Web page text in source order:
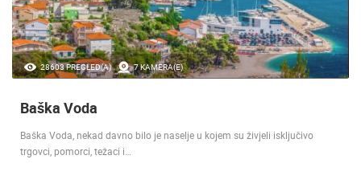
28603 PREGLED(A) 7 KAMERA(E)
Baška Voda
Baška Voda, nekad davno bilo je naselje u kojem su živjeli isključivo
trgovci, pomorci, težaci i…